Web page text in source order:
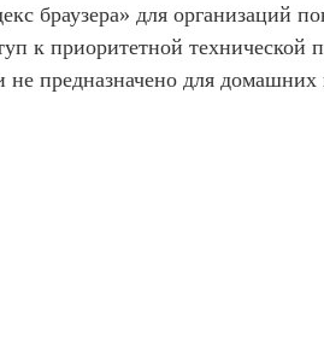
браузера» для организаций
к приоритетной технической
предназначено для домашних